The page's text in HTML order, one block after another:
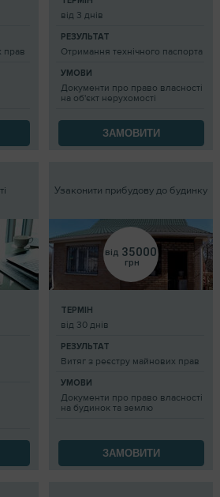
прав
від 3 днів
РЕЗУЛЬТАТ
Отримання технічного паспорта
УМОВИ
Документи про право власності
на об'єкт нерухомості
ЗАМОВИТИ
Узаконити прибудову до будинку
від 35000
грн
ТЕРМІН
від 30 днів
РЕЗУЛЬТАТ
Витяг з реєстру майнових прав
УМОВИ
Документи про право власності
на будинок та землю
ЗАМОВИТИ